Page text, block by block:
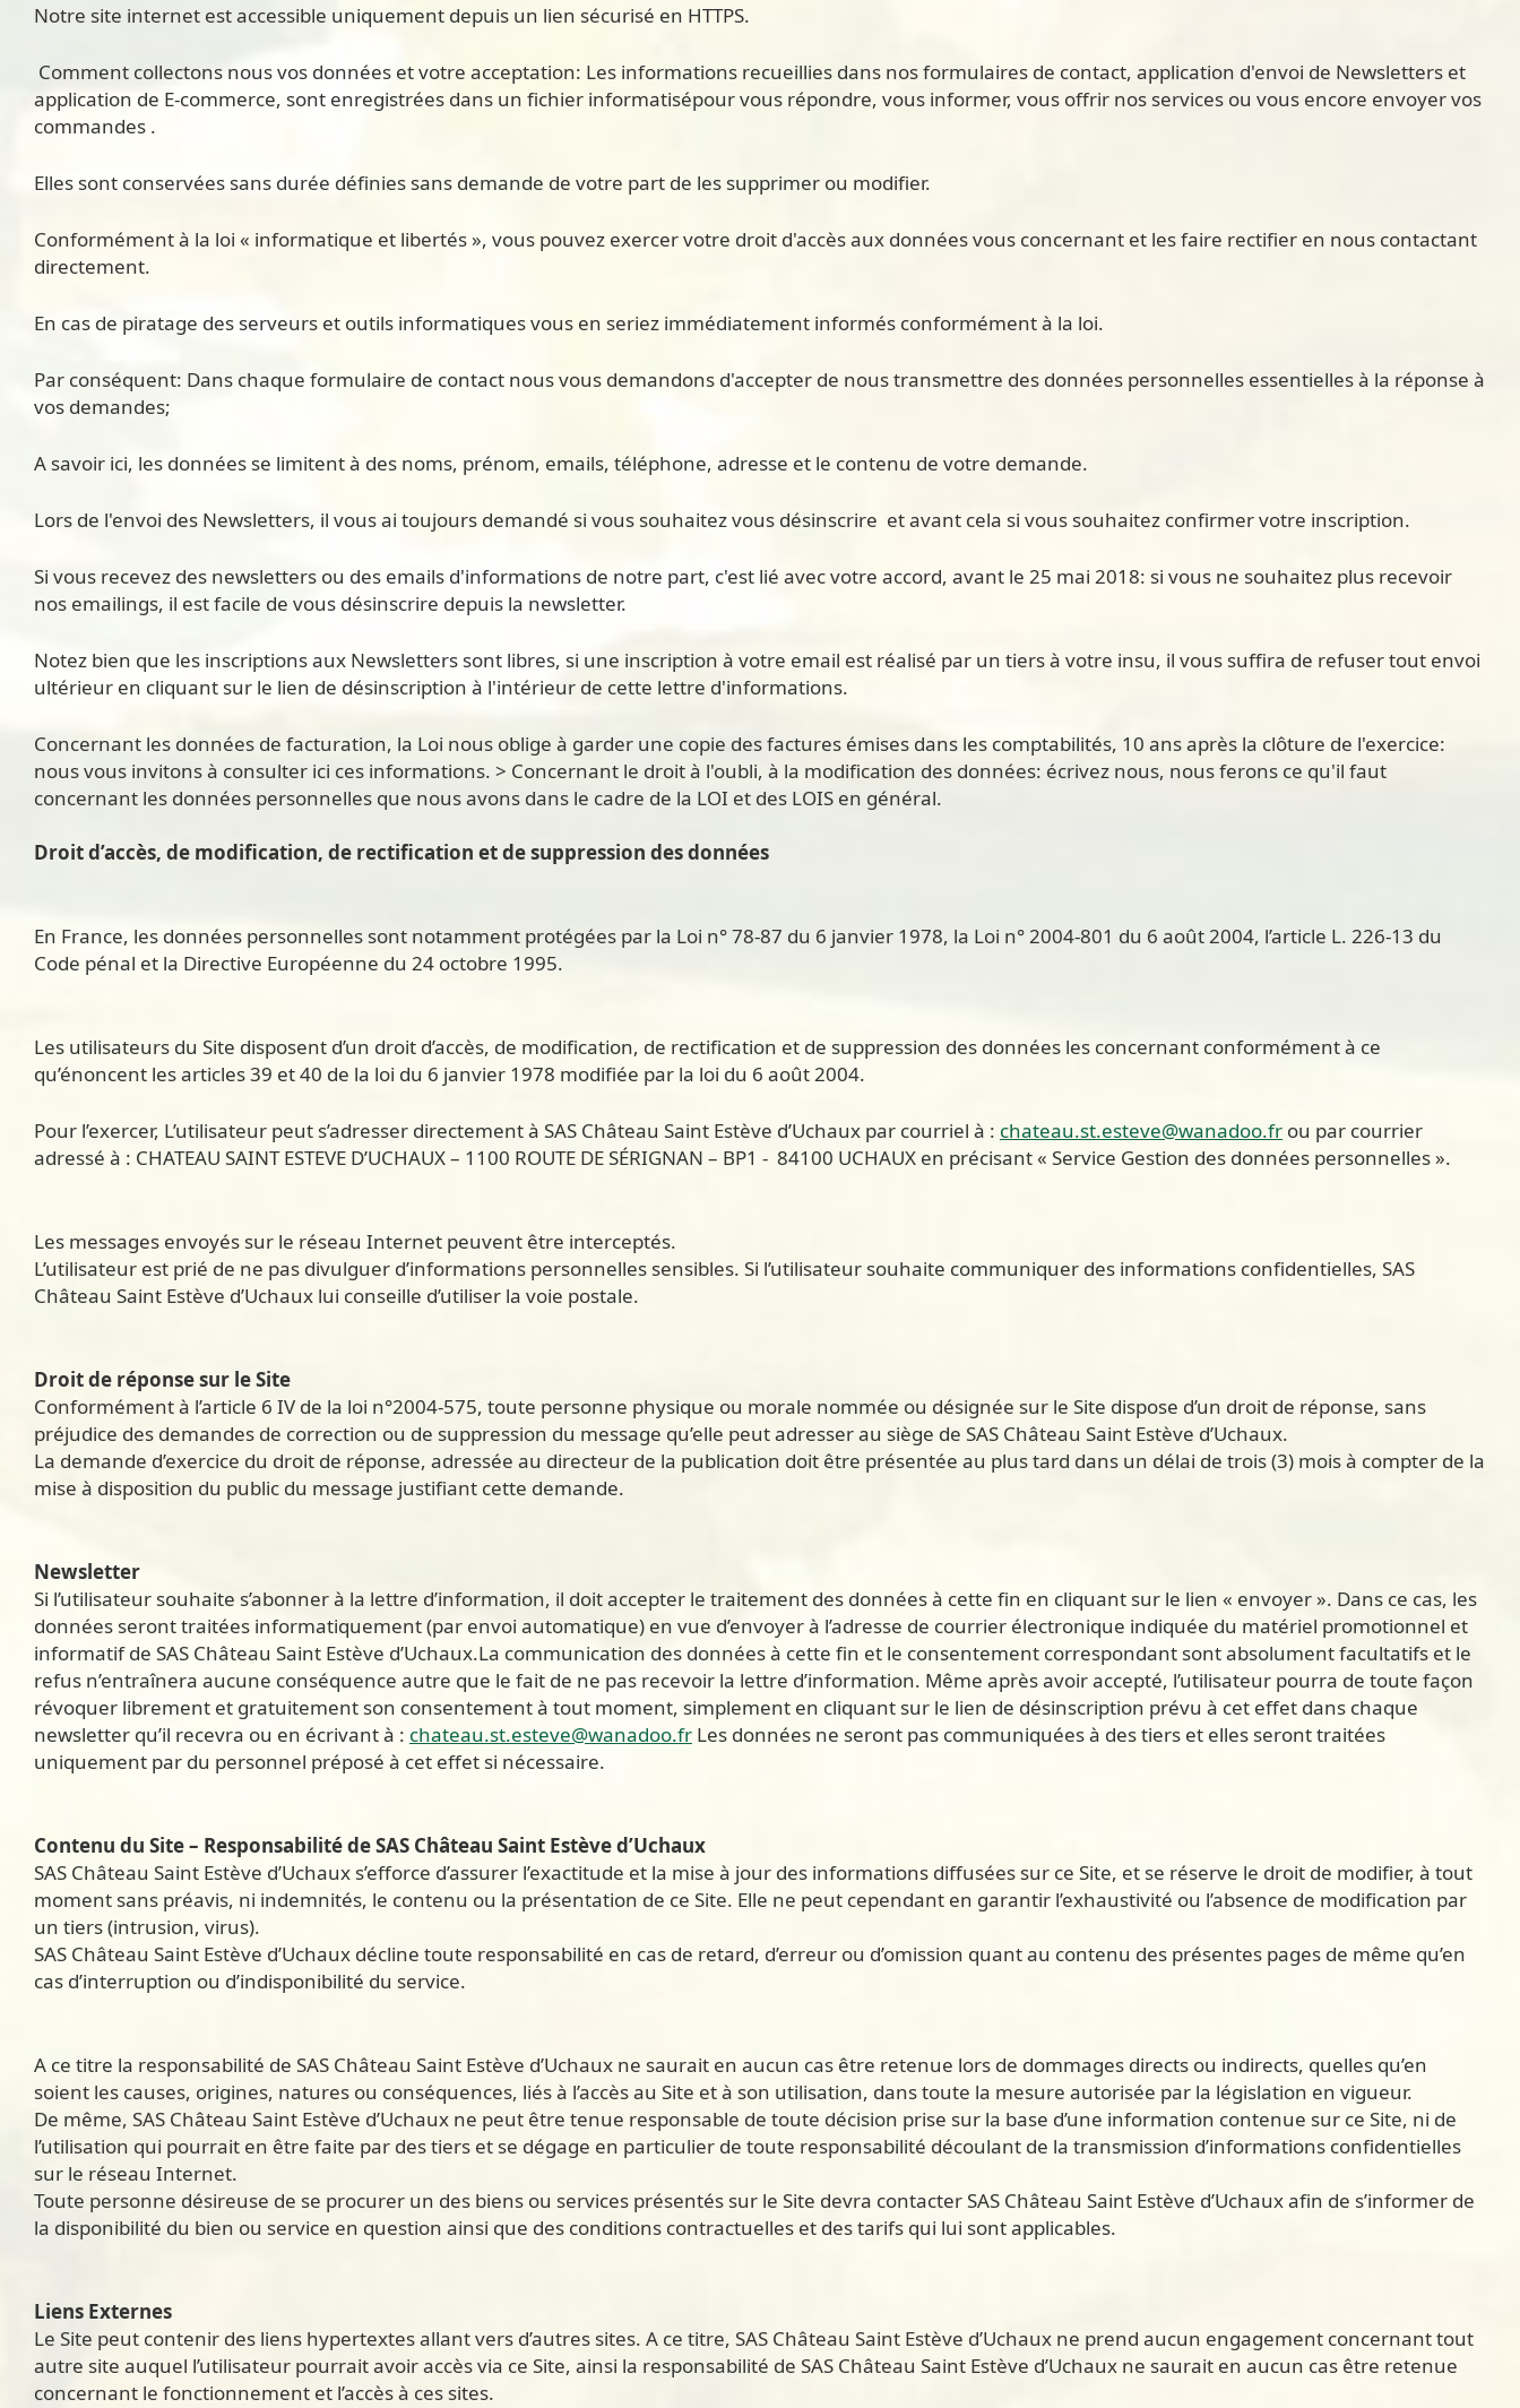
Notre site internet est accessible uniquement depuis un lien sécurisé en HTTPS.
Comment collectons nous vos données et votre acceptation: Les informations recueillies dans nos formulaires de contact, application d'envoi de Newsletters et
application de E-commerce, sont enregistrées dans un fichier informatisépour vous répondre, vous informer, vous offrir nos services ou vous encore envoyer vos
commandes .
Elles sont conservées sans durée définies sans demande de votre part de les supprimer ou modifier.
Conformément à la loi « informatique et libertés », vous pouvez exercer votre droit d'accès aux données vous concernant et les faire rectifier en nous contactant
directement.
En cas de piratage des serveurs et outils informatiques vous en seriez immédiatement informés conformément à la loi.
Par conséquent: Dans chaque formulaire de contact nous vous demandons d'accepter de nous transmettre des données personnelles essentielles à la réponse à
vos demandes;
A savoir ici, les données se limitent à des noms, prénom, emails, téléphone, adresse et le contenu de votre demande.
Lors de l'envoi des Newsletters, il vous ai toujours demandé si vous souhaitez vous désinscrire et avant cela si vous souhaitez confirmer votre inscription.
Si vous recevez des newsletters ou des emails d'informations de notre part, c'est lié avec votre accord, avant le 25 mai 2018: si vous ne souhaitez plus recevoir
nos emailings, il est facile de vous désinscrire depuis la newsletter.
Notez bien que les inscriptions aux Newsletters sont libres, si une inscription à votre email est réalisé par un tiers à votre insu, il vous suffira de refuser tout envoi
ultérieur en cliquant sur le lien de désinscription à l'intérieur de cette lettre d'informations.
Concernant les données de facturation, la Loi nous oblige à garder une copie des factures émises dans les comptabilités, 10 ans après la clôture de l'exercice:
nous vous invitons à consulter ici ces informations. > Concernant le droit à l'oubli, à la modification des données: écrivez nous, nous ferons ce qu'il faut
concernant les données personnelles que nous avons dans le cadre de la LOI et des LOIS en général.
Droit d’accès, de modification, de rectification et de suppression des données
En France, les données personnelles sont notamment protégées par la Loi n° 78-87 du 6 janvier 1978, la Loi n° 2004-801 du 6 août 2004, l’article L. 226-13 du
Code pénal et la Directive Européenne du 24 octobre 1995.
Les utilisateurs du Site disposent d’un droit d’accès, de modification, de rectification et de suppression des données les concernant conformément à ce
qu’énoncent les articles 39 et 40 de la loi du 6 janvier 1978 modifiée par la loi du 6 août 2004.
Pour l’exercer, L’utilisateur peut s’adresser directement à SAS Château Saint Estève d’Uchaux par courriel à : chateau.st.esteve@wanadoo.fr ou par courrier
adressé à : CHATEAU SAINT ESTEVE D’UCHAUX – 1100 ROUTE DE SÉRIGNAN – BP1 - 84100 UCHAUX en précisant « Service Gestion des données personnelles ».
Les messages envoyés sur le réseau Internet peuvent être interceptés.
L’utilisateur est prié de ne pas divulguer d’informations personnelles sensibles. Si l’utilisateur souhaite communiquer des informations confidentielles, SAS
Château Saint Estève d’Uchaux lui conseille d’utiliser la voie postale.
Droit de réponse sur le Site
Conformément à l’article 6 IV de la loi n°2004-575, toute personne physique ou morale nommée ou désignée sur le Site dispose d’un droit de réponse, sans
préjudice des demandes de correction ou de suppression du message qu’elle peut adresser au siège de SAS Château Saint Estève d’Uchaux.
La demande d’exercice du droit de réponse, adressée au directeur de la publication doit être présentée au plus tard dans un délai de trois (3) mois à compter de la
mise à disposition du public du message justifiant cette demande.
Newsletter
Si l’utilisateur souhaite s’abonner à la lettre d’information, il doit accepter le traitement des données à cette fin en cliquant sur le lien « envoyer ». Dans ce cas, les
données seront traitées informatiquement (par envoi automatique) en vue d’envoyer à l’adresse de courrier électronique indiquée du matériel promotionnel et
informatif de SAS Château Saint Estève d’Uchaux.La communication des données à cette fin et le consentement correspondant sont absolument facultatifs et le
refus n’entraînera aucune conséquence autre que le fait de ne pas recevoir la lettre d’information. Même après avoir accepté, l’utilisateur pourra de toute façon
révoquer librement et gratuitement son consentement à tout moment, simplement en cliquant sur le lien de désinscription prévu à cet effet dans chaque
newsletter qu’il recevra ou en écrivant à : chateau.st.esteve@wanadoo.fr Les données ne seront pas communiquées à des tiers et elles seront traitées
uniquement par du personnel préposé à cet effet si nécessaire.
Contenu du Site – Responsabilité de SAS Château Saint Estève d’Uchaux
SAS Château Saint Estève d’Uchaux s’efforce d’assurer l’exactitude et la mise à jour des informations diffusées sur ce Site, et se réserve le droit de modifier, à tout
moment sans préavis, ni indemnités, le contenu ou la présentation de ce Site. Elle ne peut cependant en garantir l’exhaustivité ou l’absence de modification par
un tiers (intrusion, virus).
SAS Château Saint Estève d’Uchaux décline toute responsabilité en cas de retard, d’erreur ou d’omission quant au contenu des présentes pages de même qu’en
cas d’interruption ou d’indisponibilité du service.
A ce titre la responsabilité de SAS Château Saint Estève d’Uchaux ne saurait en aucun cas être retenue lors de dommages directs ou indirects, quelles qu’en
soient les causes, origines, natures ou conséquences, liés à l’accès au Site et à son utilisation, dans toute la mesure autorisée par la législation en vigueur.
De même, SAS Château Saint Estève d’Uchaux ne peut être tenue responsable de toute décision prise sur la base d’une information contenue sur ce Site, ni de
l’utilisation qui pourrait en être faite par des tiers et se dégage en particulier de toute responsabilité découlant de la transmission d’informations confidentielles
sur le réseau Internet.
Toute personne désireuse de se procurer un des biens ou services présentés sur le Site devra contacter SAS Château Saint Estève d’Uchaux afin de s’informer de
la disponibilité du bien ou service en question ainsi que des conditions contractuelles et des tarifs qui lui sont applicables.
Liens Externes
Le Site peut contenir des liens hypertextes allant vers d’autres sites. A ce titre, SAS Château Saint Estève d’Uchaux ne prend aucun engagement concernant tout
autre site auquel l’utilisateur pourrait avoir accès via ce Site, ainsi la responsabilité de SAS Château Saint Estève d’Uchaux ne saurait en aucun cas être retenue
concernant le fonctionnement et l’accès à ces sites.